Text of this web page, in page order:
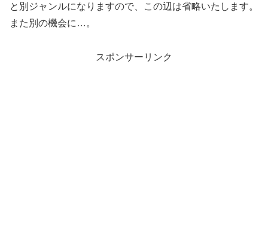
と別ジャンルになりますので、この辺は省略いたします。
また別の機会に…。
スポンサーリンク